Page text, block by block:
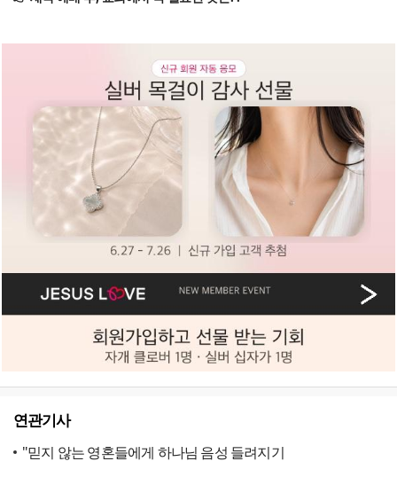
연관기사
"믿지 않는 영혼들에게 하나님 음성 들려지기